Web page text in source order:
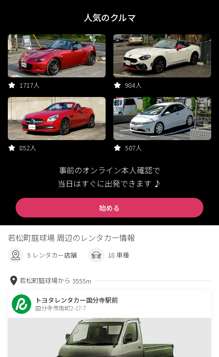
人気のクルマ
1717人 984人
852人 507人
事前のオンライン本人確認で
当日はすぐに出発できます ♪
始める
若松町庭球場 周辺のレンタカー情報
5 レンタカー店舗 18 車種
若松町庭球場から 3555m
トヨタレンタカー国分寺駅前
国分寺市南町2-17-7